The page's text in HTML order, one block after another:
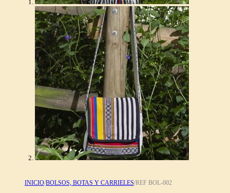
INICIO/BOLSOS, BOTAS Y CARRIELES/REF BOL-002